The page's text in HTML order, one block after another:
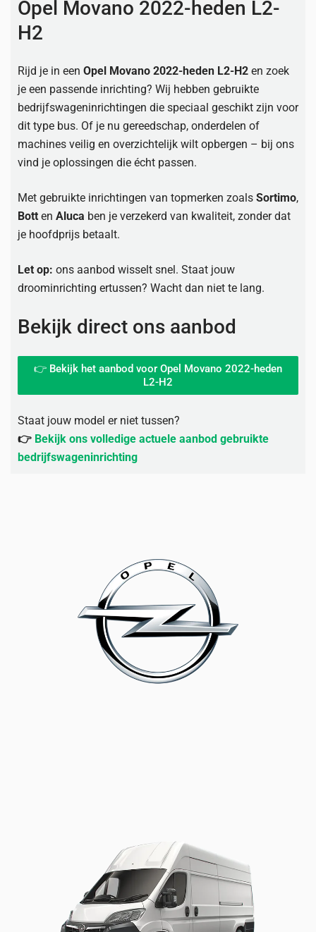
Opel Movano 2022-heden L2-
H2
Rijd je in een Opel Movano 2022-heden L2-H2 en zoek
je een passende inrichting? Wij hebben gebruikte
bedrijfswageninrichtingen die speciaal geschikt zijn voor
dit type bus. Of je nu gereedschap, onderdelen of
machines veilig en overzichtelijk wilt opbergen – bij ons
vind je oplossingen die écht passen.
Met gebruikte inrichtingen van topmerken zoals Sortimo,
Bott en Aluca ben je verzekerd van kwaliteit, zonder dat
je hoofdprijs betaalt.
Let op: ons aanbod wisselt snel. Staat jouw
droominrichting ertussen? Wacht dan niet te lang.
Bekijk direct ons aanbod
👉 Bekijk het aanbod voor Opel Movano 2022-heden
L2-H2
Staat jouw model er niet tussen?
👉 Bekijk ons volledige actuele aanbod gebruikte
bedrijfswageninrichting